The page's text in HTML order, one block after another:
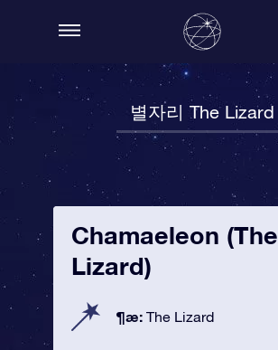
별자리 The Lizard
Chamaeleon (The
Lizard)
¶æ: The Lizard